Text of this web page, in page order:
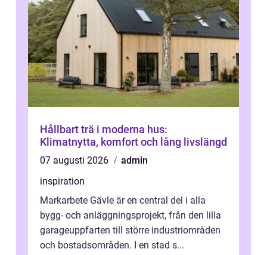
Hållbart trä i moderna hus:
Klimatnytta, komfort och lång livslängd
07 augusti 2026
admin
inspiration
Markarbete Gävle är en central del i alla
bygg- och anläggningsprojekt, från den lilla
garageuppfarten till större industriområden
och bostadsområden. I en stad s...